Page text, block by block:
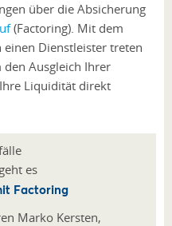
über die Absicherung
(Factoring). Mit dem
Dienstleister treten
Ausgleich Ihrer
Liquidität direkt
Factoring
Marko Kersten,